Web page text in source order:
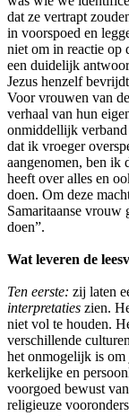
dat ze vertrapt
in voorspoed en
niet om in reactie op
een duidelijk
Jezus henzelf
Voor vrouwen van
verhaal van hun
onmiddellijk verband
dat ik vroeger
aangenomen, ben ik
heeft over alles en
doen. Om deze
Samaritaanse vrouw
doen”.
Wat leveren de
Ten eerste: zij laten
interpretaties zien.
niet vol te houden.
verschillende
het onmogelijk is om
kerkelijke en
voorgoed bewust
religieuze